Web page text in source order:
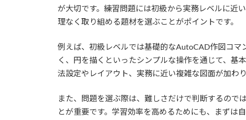
が大切です。練習問題には初級から実務レベルに近
理なく取り組める題材を選ぶことがポイントです。
例えば、初級レベルでは基礎的なAutoCAD作図コマ
く、円を描くといったシンプルな操作を通じて、基
法設定やレイアウト、実務に近い複雑な図面が加わ
また、問題を選ぶ際は、難しさだけで判断するので
とが重要です。学習効率を高めるためにも、まずは